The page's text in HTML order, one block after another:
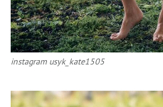
instagram usyk_kate1505